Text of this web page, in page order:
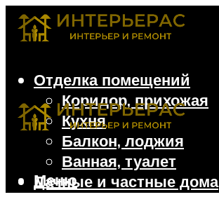
Отделка помещений
Коридор, прихожая
Кухня
Балкон, лоджия
Ванная, туалет
Дачные и частные дома
Меню